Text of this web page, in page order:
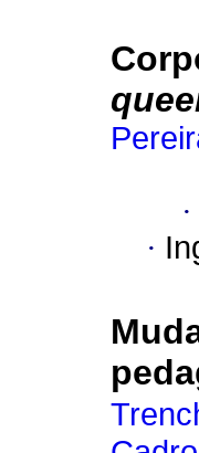
·
·